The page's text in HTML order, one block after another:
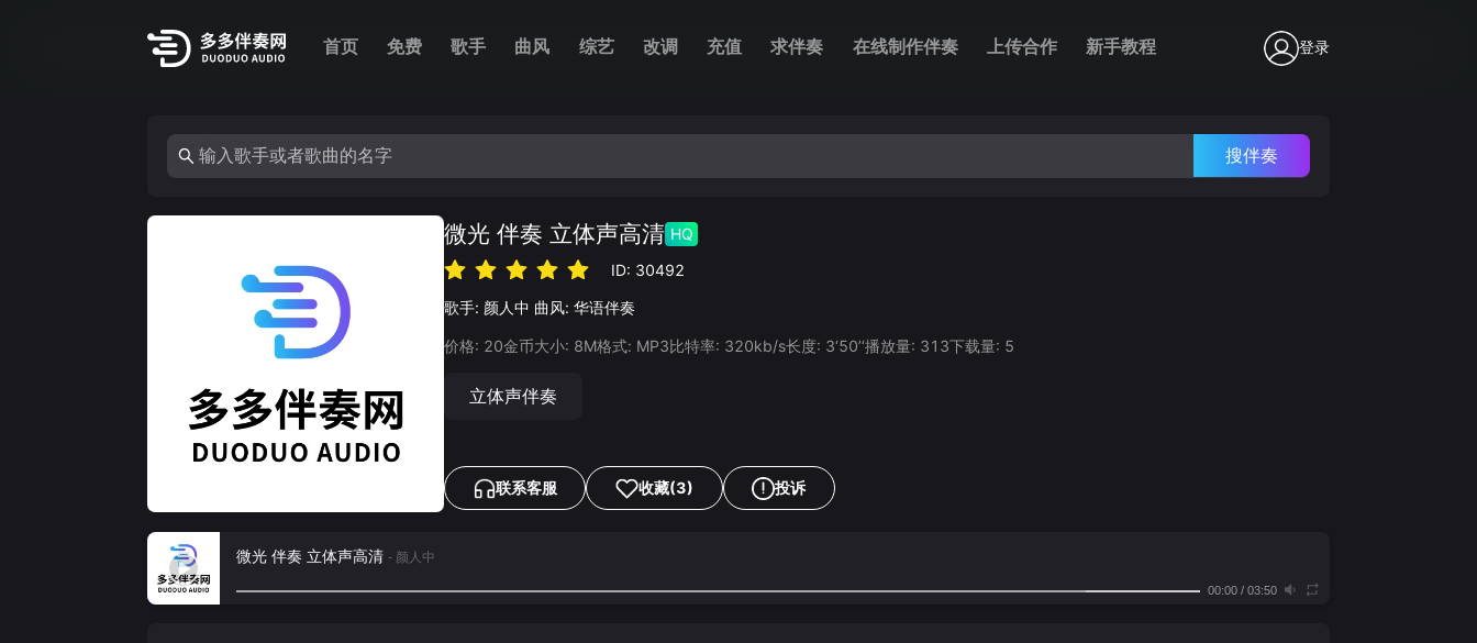
首页 免费 歌手 曲风 综艺 改调 充值 求伴奏 在线制作伴奏 上传合作 新手教程 登录
搜伴奏
微光 伴奏 立体声高清 HQ
ID: 30492
歌手: 颜人中 曲风: 华语伴奏
价格: 20金币大小: 8M格式: MP3比特率: 320kb/s长度: 3‘50’‘播放量: 313下载量: 5
立体声伴奏
联系客服 收藏(3) 投诉
微光 伴奏 立体声高清 - 颜人中
00:00/ 03:50